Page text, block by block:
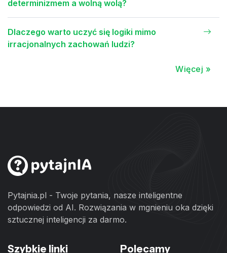
determinizmem a wolną wolą?
Dlaczego warto uczyć się logiki mimo
irracjonalnych zachowań ludzi?
Więcej »
Pytajnia.pl - Twoje pytania, nasze inteligentne
odpowiedzi od AI. Rozwiązania w mgnieniu oka dzięki
sztucznej inteligencji za darmo.
Szybkie linki Polecamy